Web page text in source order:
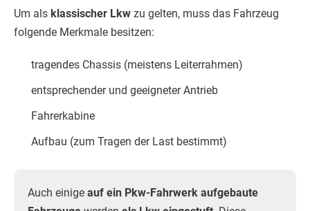
Um als klassischer Lkw zu gelten, muss das Fahrzeug
folgende Merkmale besitzen:
tragendes Chassis (meistens Leiterrahmen)
entsprechender und geeigneter Antrieb
Fahrerkabine
Aufbau (zum Tragen der Last bestimmt)
Auch einige auf ein Pkw-Fahrwerk aufgebaute